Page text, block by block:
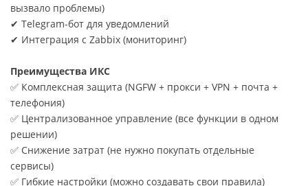
вызвало проблемы)
✔ Telegram-бот для уведомлений
✔ Интеграция с Zabbix (мониторинг)
Преимущества ИКС
✅ Комплексная защита (NGFW + прокси + VPN + почта +
телефония)
✅ Централизованное управление (все функции в одном
решении)
✅ Снижение затрат (не нужно покупать отдельные
сервисы)
✅ Гибкие настройки (можно создавать свои правила)